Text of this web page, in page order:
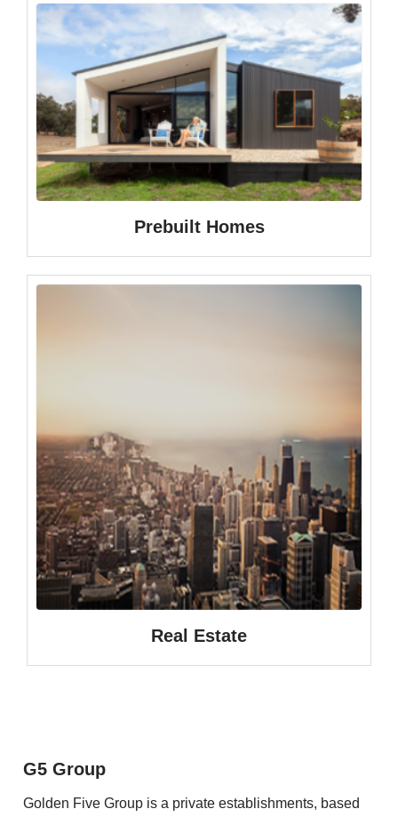
Prebuilt Homes
Real Estate
G5 Group
Golden Five Group is a private establishments, based